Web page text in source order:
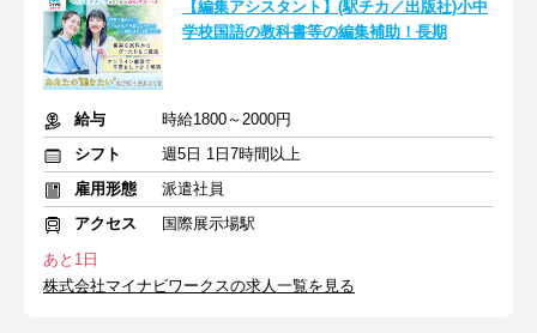
【編集アシスタント】(駅チカ／出版社)小中
学校国語の教科書等の編集補助！長期
給与
時給1800～2000円
シフト
週5日 1日7時間以上
雇用形態
派遣社員
アクセス
国際展示場駅
あと1日
株式会社マイナビワークスの求人一覧を見る